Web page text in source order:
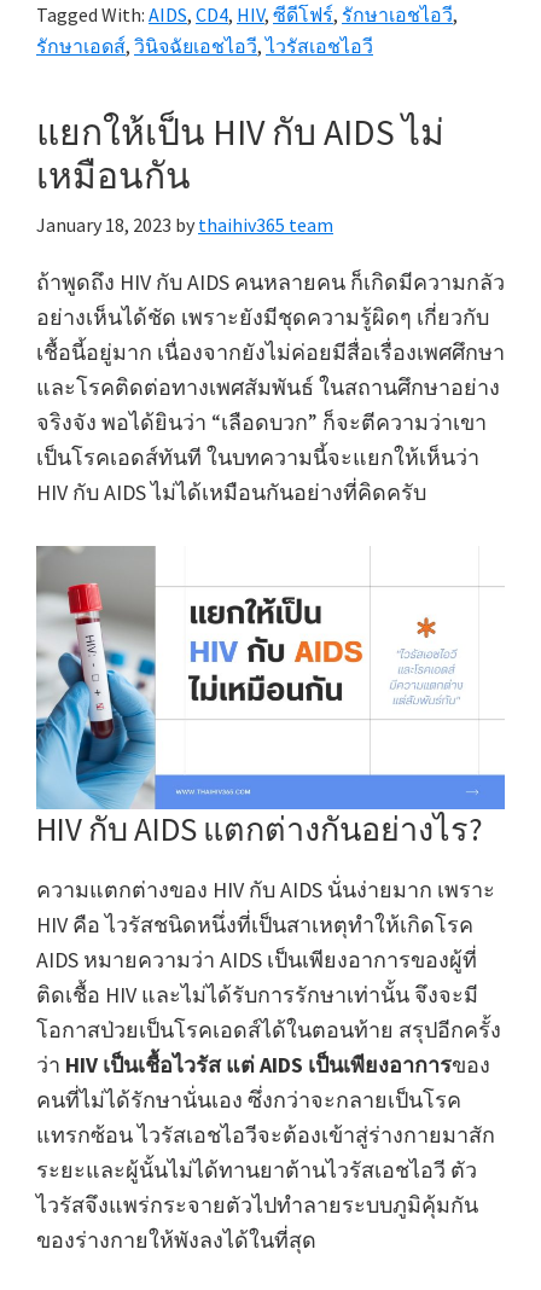
Tagged With: AIDS, CD4, HIV, ซีดีโฟร์, รักษาเอชไอวี,
รักษาเอดส์, วินิจฉัยเอชไอวี,ไวรัสเอชไอวี
แยกให้เป็น HIV กับ AIDS ไม่
เหมือนกัน
January 18, 2023 by thaihiv365 team
ถ้าพูดถึง HIV กับ AIDS คนหลายคน ก็เกิดมีความกลัว
อย่างเห็นได้ชัด เพราะยังมีชุดความรู้ผิดๆ เกี่ยวกับ
เชื้อนี้อยู่มาก เนื่องจากยังไม่ค่อยมีสื่อเรื่องเพศศึกษา
และโรคติดต่อทางเพศสัมพันธ์ ในสถานศึกษาอย่าง
จริงจัง พอได้ยินว่า “เลือดบวก” ก็จะตีความว่าเขา
เป็นโรคเอดส์ทันที ในบทความนี้จะแยกให้เห็นว่า
HIV กับ AIDS ไม่ได้เหมือนกันอย่างที่คิดครับ
HIV กับ AIDS แตกต่างกันอย่างไร?
ความแตกต่างของ HIV กับ AIDS นั่นง่ายมาก เพราะ
HIV คือ ไวรัสชนิดหนึ่งที่เป็นสาเหตุทำให้เกิดโรค
AIDS หมายความว่า AIDS เป็นเพียงอาการของผู้ที่
ติดเชื้อ HIV และไม่ได้รับการรักษาเท่านั้น จึงจะมี
โอกาสป่วยเป็นโรคเอดส์ได้ในตอนท้าย สรุปอีกครั้ง
ว่า HIV เป็นเชื้อไวรัส แต่ AIDS เป็นเพียงอาการของ
คนที่ไม่ได้รักษานั่นเอง ซึ่งกว่าจะกลายเป็นโรค
แทรกซ้อน ไวรัสเอชไอวีจะต้องเข้าสู่ร่างกายมาสัก
ระยะและผู้นั้นไม่ได้ทานยาต้านไวรัสเอชไอวี ตัว
ไวรัสจึงแพร่กระจายตัวไปทำลายระบบภูมิคุ้มกัน
ของร่างกายให้พังลงได้ในที่สุด